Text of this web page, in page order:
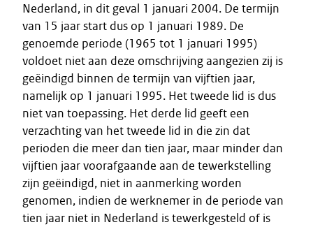
Nederland, in dit geval 1 januari 2004. De termijn
van 15 jaar start dus op 1 januari 1989. De
genoemde periode (1965 tot 1 januari 1995)
voldoet niet aan deze omschrijving aangezien zij is
geëindigd binnen de termijn van vijftien jaar,
namelijk op 1 januari 1995. Het tweede lid is dus
niet van toepassing. Het derde lid geeft een
verzachting van het tweede lid in die zin dat
perioden die meer dan tien jaar, maar minder dan
vijftien jaar voorafgaande aan de tewerkstelling
zijn geëindigd, niet in aanmerking worden
genomen, indien de werknemer in de periode van
tien jaar niet in Nederland is tewerkgesteld of is